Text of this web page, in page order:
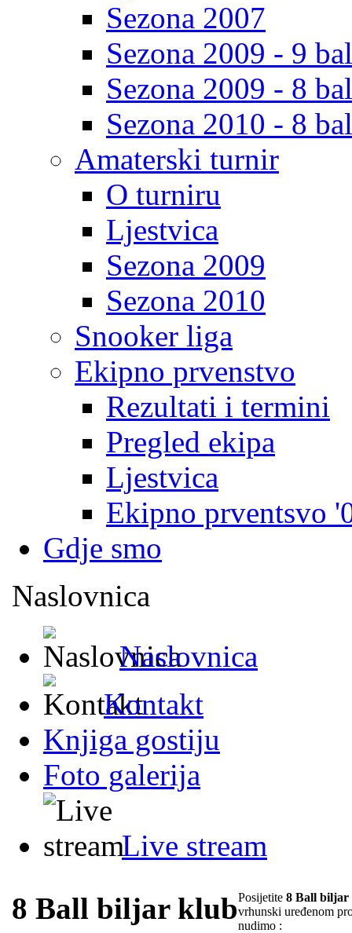
Sezona 2007
Sezona 2009 - 9
Sezona 2009 - 8
Sezona 2010 - 8
Amaterski turnir
O turniru
Ljestvica
Sezona 2009
Sezona 2010
Snooker liga
Ekipno prvenstvo
Rezultati i termini
Pregled ekipa
Ljestvica
Ekipno prventsvo
Gdje smo
Naslovnica
Naslovnica
Kontakt
Knjiga gostiju
Foto galerija
Live stream
8 Ball biljar klubPosijetite 8 Ball biljar
vrhunski uređenom
nudimo :